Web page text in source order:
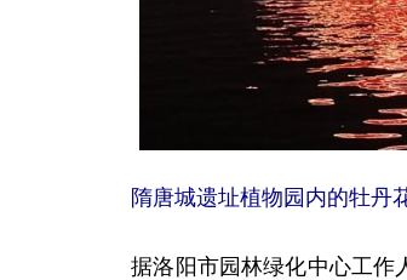
隋唐城遗址植物园内的牡丹
据洛阳市园林绿化中心工作人